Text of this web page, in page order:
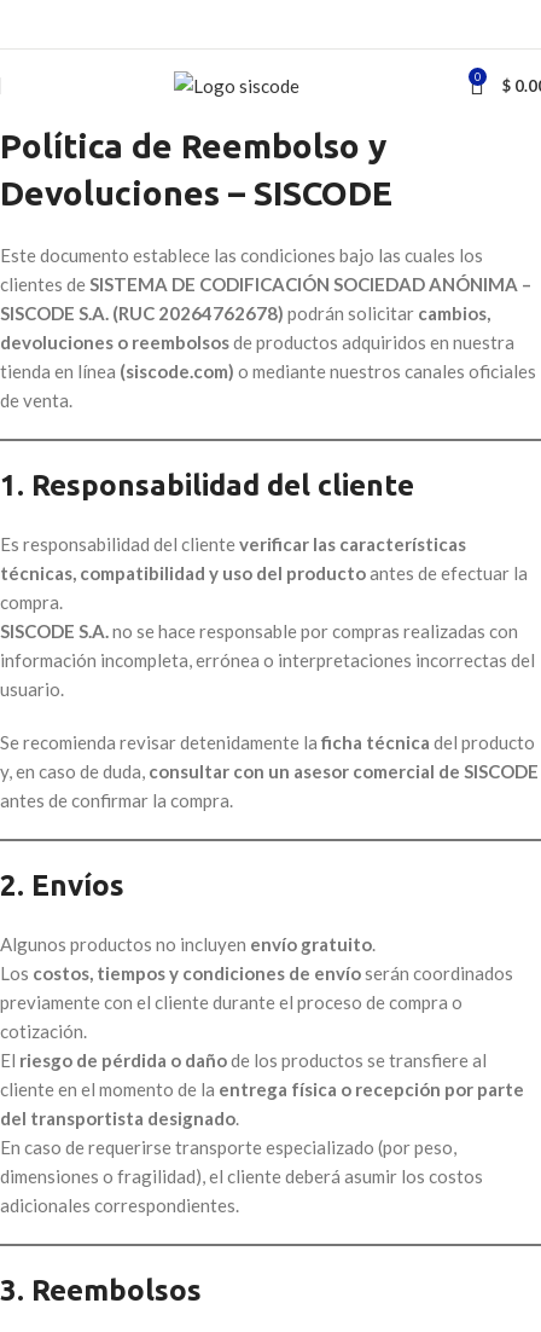
0 $
Política de Reembolso y
Devoluciones – SISCODE
Este documento establece las condiciones bajo las cuales los
clientes deSISTEMA DE CODIFICACIÓN SOCIEDAD ANÓNIMA –
SISCODE S.A. (RUC 20264762678) podrán solicitar cambios,
devoluciones o reembolsosde productos adquiridos en nuestra
tienda en línea (siscode.com) o mediante nuestros canales oficiales
de venta.
1. Responsabilidad del cliente
Es responsabilidad del clienteverificar las características
técnicas, compatibilidad y uso del productoantes de efectuar la
compra.
SISCODE S.A.no se hace responsable por compras realizadas con
información incompleta, errónea o interpretaciones incorrectas del
usuario.
Se recomienda revisar detenidamente la ficha técnica del producto
y, en caso de duda, consultar con un asesor comercial de SISCODE
antes de confirmar la compra.
2. Envíos
Algunos productos no incluyen envío gratuito.
Los costos, tiempos y condiciones de envíoserán coordinados
previamente con el cliente durante el proceso de compra o
cotización.
El riesgo de pérdida o dañode los productos se transfiere al
cliente en el momento de la entrega física o recepción por parte
del transportista designado.
En caso de requerirse transporte especializado (por peso,
dimensiones o fragilidad), el cliente deberá asumir los costos
adicionales correspondientes.
3. Reembolsos